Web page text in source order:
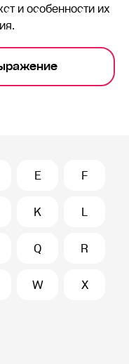
и особенности их
E F
K L
Q R
W X